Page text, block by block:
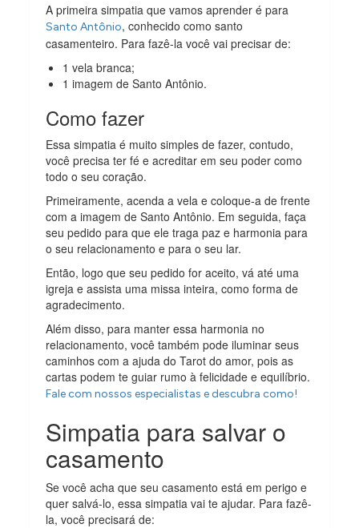
A primeira simpatia que vamos aprender é para
Santo Antônio, conhecido como santo
casamenteiro. Para fazê-la você vai precisar de:
1 vela branca;
1 imagem de Santo Antônio.
Como fazer
Essa simpatia é muito simples de fazer, contudo,
você precisa ter fé e acreditar em seu poder como
todo o seu coração.
Primeiramente, acenda a vela e coloque-a de frente
com a imagem de Santo Antônio. Em seguida, faça
seu pedido para que ele traga paz e harmonia para
o seu relacionamento e para o seu lar.
Então, logo que seu pedido for aceito, vá até uma
igreja e assista uma missa inteira, como forma de
agradecimento.
Além disso, para manter essa harmonia no
relacionamento, você também pode iluminar seus
caminhos com a ajuda do Tarot do amor, pois as
cartas podem te guiar rumo à felicidade e equilíbrio.
Fale com nossos especialistas e descubra como!
Simpatia para salvar o
casamento
Se você acha que seu casamento está em perigo e
quer salvá-lo, essa simpatia vai te ajudar. Para fazê-
la, você precisará de: